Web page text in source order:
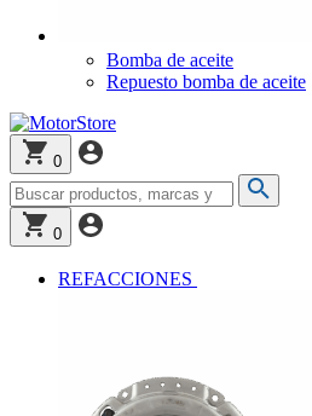
Bomba de aceite
Repuesto bomba de aceite
0
0
REFACCIONES